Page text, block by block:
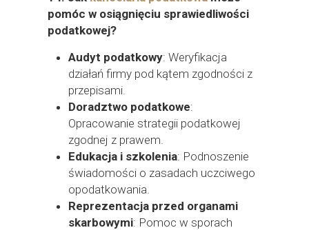
pomóc w osiągnięciu sprawiedliwości
podatkowej?
Audyt podatkowy: Weryfikacja
działań firmy pod kątem zgodności z
przepisami.
Doradztwo podatkowe:
Opracowanie strategii podatkowej
zgodnej z prawem.
Edukacja i szkolenia: Podnoszenie
świadomości o zasadach uczciwego
opodatkowania.
Reprezentacja przed organami
skarbowymi: Pomoc w sporach